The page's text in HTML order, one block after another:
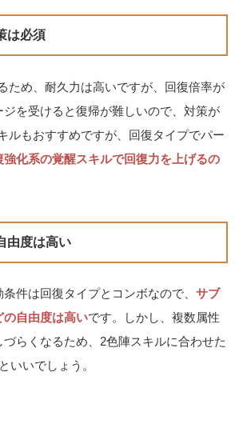
は必須
ため、耐久力は高いですが、回復倍率が
を受けると復帰が難しいので、対策が
ルもおすすめですが、回復タイプでパー
強化系の覚醒スキルで回復力を上げるの
由度は高い
条件は回復タイプとコンボなので、サブ
の自由度は高いです。しかし、複数属性
らくなるため、2色陣スキルに合わせた
いいでしょう。